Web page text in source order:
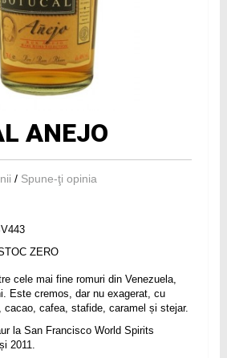
ANEJO
/ Spune-ţi opinia
ZERO
cele mai fine romuri din Venezuela,
Este cremos, dar nu exagerat, cu
cacao, cafea, stafide, caramel și stejar.
la San Francisco World Spirits
2011.